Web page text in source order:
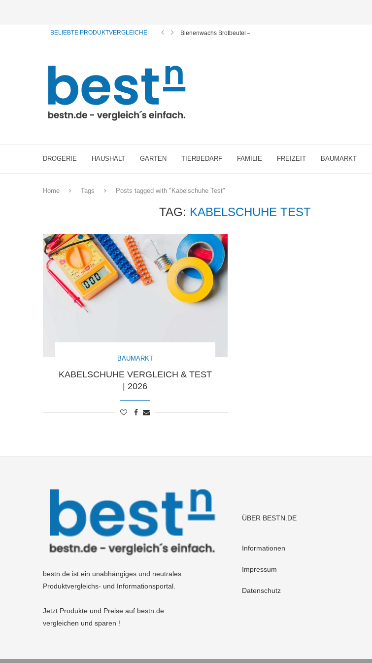
BELIEBTE PRODUKTVERGLEICHE Bienenwachs Brotbeutel – große Übersicht 2026
DROGERIE HAUSHALT GARTEN TIERBEDARF FAMILIE FREIZEIT BAUMARKT
Home Tags Posts tagged with "Kabelschuhe Test"
TAG: KABELSCHUHE TEST
BAUMARKT
KABELSCHUHE VERGLEICH & TEST
| 2026
bestn.de ist ein unabhängiges und neutrales
Produktvergleichs- und Informationsportal.
Jetzt Produkte und Preise auf bestn.de
vergleichen und sparen !
ÜBER BESTN.DE
Informationen
Impressum
Datenschutz